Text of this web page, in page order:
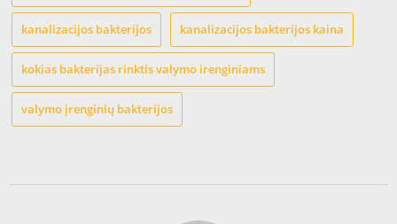
kanalizacijos bakterijos kanalizacijos bakterijos kaina
kokias bakterijas rinktis valymo irenginiams
valymo įrenginių bakterijos